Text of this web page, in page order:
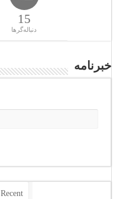
15
دنباله‌گرها
خبرنامه
Recent